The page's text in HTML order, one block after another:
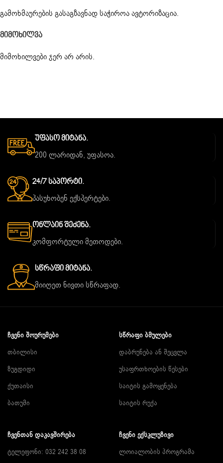
Მიმოხილვა
მიმოხილვები ჯერ არ არის.
გამოხმაურების გასაგზავნად საჭიროაავტორიზაცია.
Უფასო Მიტანა.
200 ლარიდან, უფასოა.
24/7 Საპორტი.
პასუხობენ ექსპერტები.
Ონლაინ Შეძენა.
კომფორტული მეთოდები.
Სწრაფი Მიტანა.
მიიღეთ ნივთი სწრაფად.
ᲩᲕᲔᲜᲘ ᲨᲝᲣᲠᲣᲛᲔᲑᲘ
თბილისი
ზუგდიდი
ქუთაისი
ბათუმი
ᲡᲬᲠᲐᲤᲘ ᲑᲛᲣᲚᲔᲑᲘ
დაბრუნება ან შეცვლა
უსაფრთხოების წესები
საიტის გამოყენება
საიტის რუქა
ᲩᲕᲔᲜᲗᲐᲜ ᲓᲐᲙᲐᲕᲨᲘᲠᲔᲑᲐ
ტელეფონი: 032 242 38 08
ᲩᲕᲔᲜᲘ ᲔᲥᲡᲙᲚᲣᲖᲘᲕᲘ
ლოიალობის პროგრამა